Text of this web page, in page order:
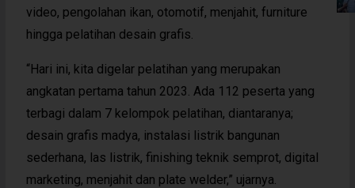
video, pengolahan ikan, otomotif, menjahit, furniture
hingga pelatihan desain grafis.
“Hari ini, kita digelar pelatihan yang merupakan
angkatan pertama tahun 2023. Ada 112 peserta yang
terbagi dalam 7 kelompok pelatihan, diantaranya;
desain grafis madya, instalasi listrik bangunan
sederhana, las listrik, finishing teknik semprot, digital
marketing, menjahit dan plate welder,” ujarnya.